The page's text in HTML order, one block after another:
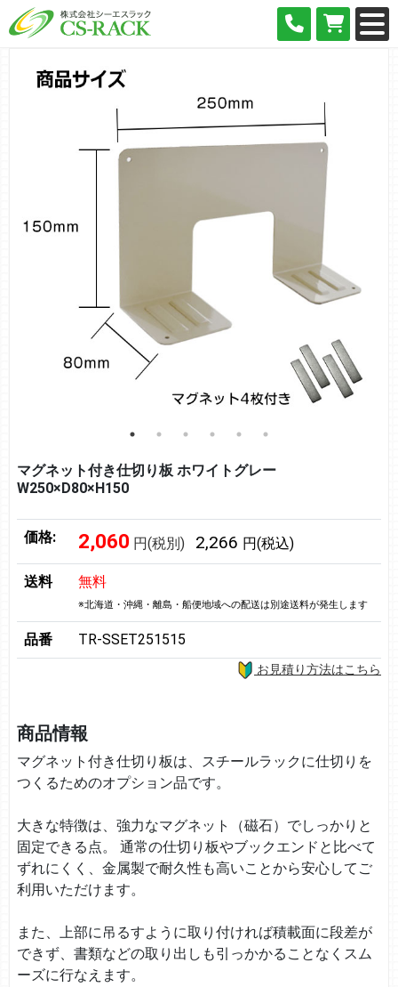
マグネット付き仕切り板 ホワイトグレー
W250×D80×H150
価格: 2,060 円(税別) 2,266 円(税込)
送料 無料
※北海道・沖縄・離島・船便地域への配送は別途送料が発生します
品番 TR-SSET251515
お見積り方法はこちら
商品情報
マグネット付き仕切り板は、スチールラックに仕切りを
つくるためのオプション品です。
大きな特徴は、強力なマグネット（磁石）でしっかりと
固定できる点。 通常の仕切り板やブックエンドと比べて
ずれにくく、金属製で耐久性も高いことから安心してご
利用いただけます。
また、上部に吊るすように取り付ければ積載面に段差が
できず、書類などの取り出しも引っかかることなくスム
ーズに行なえます。